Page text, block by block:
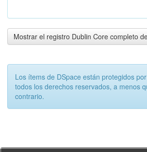
Mostrar el registro Dublin Core completo
Los ítems de DSpace están protegidos
todos los derechos reservados, a menos
contrario.